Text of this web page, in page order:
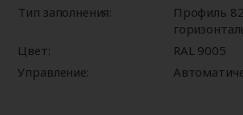
Тип заполнения:
Профиль
Цвет:
RAL 9005
Управление: